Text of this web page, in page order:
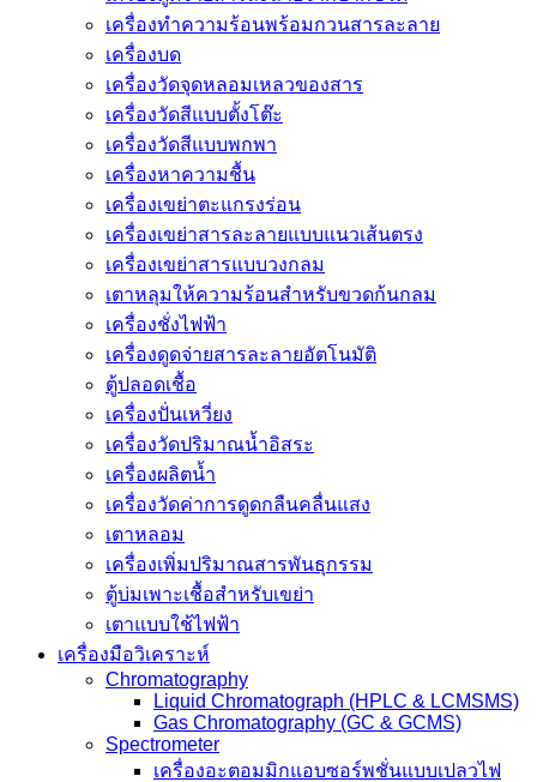
เครื่องทำความร้อนพร้อมกวนสารละลาย
เครื่องบด
เครื่องวัดจุดหลอมเหลวของสาร
เครื่องวัดสีแบบตั้งโต๊ะ
เครื่องวัดสีแบบพกพา
เครื่องหาความชื้น
เครื่องเขย่าตะแกรงร่อน
เครื่องเขย่าสารละลายแบบแนวเส้นตรง
เครื่องเขย่าสารแบบวงกลม
เตาหลุมให้ความร้อนสำหรับขวดก้นกลม
เครื่องชั่งไฟฟ้า
เครื่องดูดจ่ายสารละลายอัตโนมัติ
ตู้ปลอดเชื้อ
เครื่องปั่นเหวี่ยง
เครื่องวัดปริมาณน้ำอิสระ
เครื่องผลิตน้ำ
เครื่องวัดค่าการดูดกลืนคลื่นแสง
เตาหลอม
เครื่องเพิ่มปริมาณสารพันธุกรรม
ตู้บ่มเพาะเชื้อสำหรับเขย่า
เตาแบบใช้ไฟฟ้า
เครื่องมือวิเคราะห์
Chromatography
Liquid Chromatograph (HPLC & LCMSMS)
Gas Chromatography (GC & GCMS)
Spectrometer
เครื่องอะตอมมิกแอบซอร์พชั่นแบบเปลวไฟ